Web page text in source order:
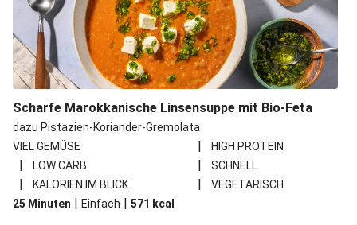
Scharfe Marokkanische Linsensuppe mit Bio-Feta
dazu Pistazien-Koriander-Gremolata
VIEL GEMÜSE
| HIGH PROTEIN
| LOW CARB | SCHNELL
| KALORIEN IM BLICK |
VEGETARISCH
25 Minuten | Einfach | 571 kcal